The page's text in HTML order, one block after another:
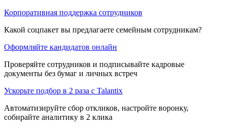
Корпоративная поддержка сотрудников
Какой соцпакет вы предлагаете семейным сотрудникам?
Оформляйте кандидатов онлайн
Проверяйте сотрудников и подписывайте кадровые
документы без бумаг и личных встреч
Ускорьте подбор в 2 раза с Talantix
Автоматизируйте сбор откликов, настройте воронку,
собирайте аналитику в 2 клика